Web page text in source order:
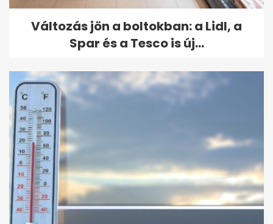
Változás jön a boltokban: a Lidl, a
Spar és a Tesco is új...